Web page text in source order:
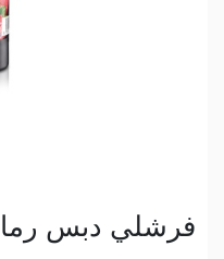
فرشلي دبس رمان